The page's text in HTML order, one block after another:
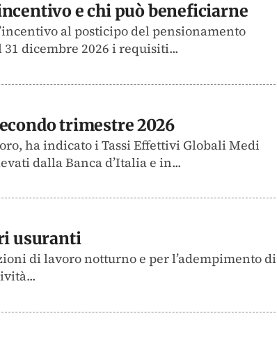
e chi può beneficiarne
al posticipo del pensionamento
dicembre 2026 i requisiti...
trimestre 2026
ha indicato i Tassi Effettivi Globali Medi
dalla Banca d’Italia e in...
usuranti
di lavoro notturno e per l’adempimento di